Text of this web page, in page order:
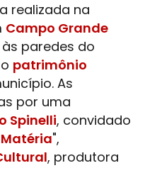
realizada na
Campo Grande
paredes do
patrimônio
As
por uma
Spinelli, convidado
",
, produtora